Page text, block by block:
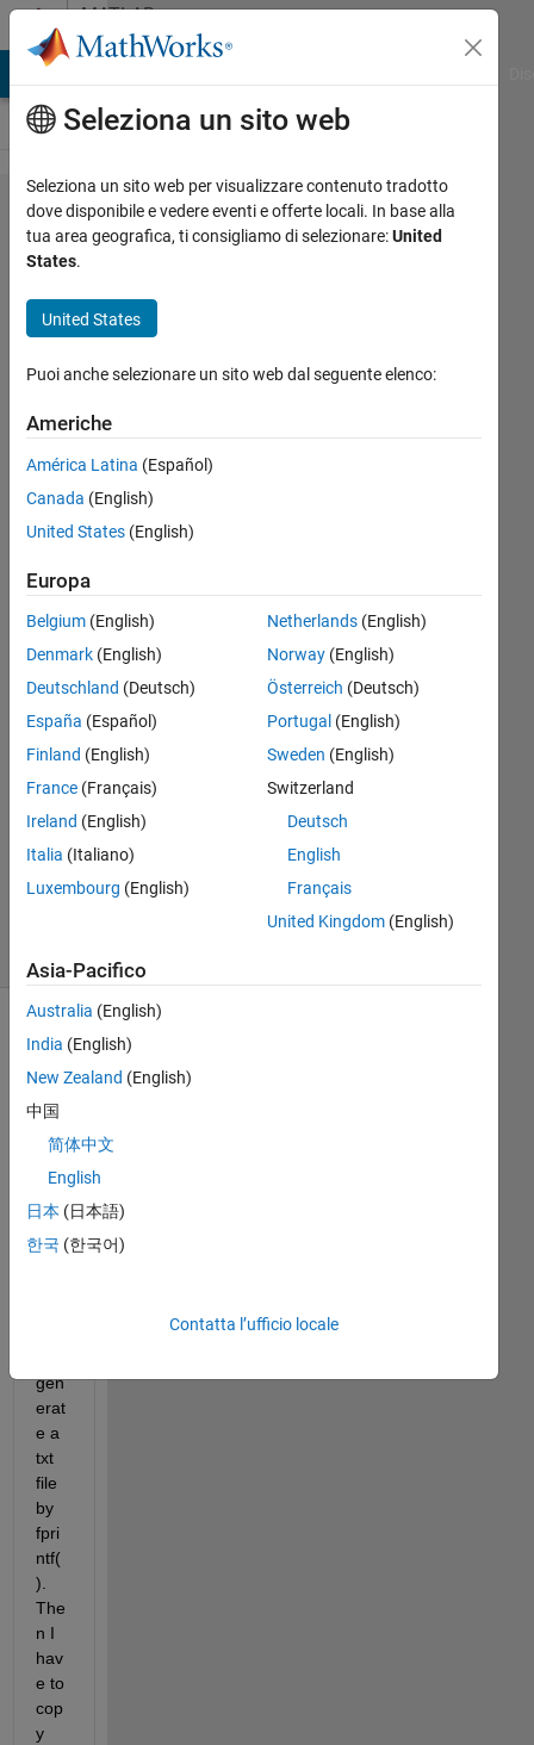
Vai al contenutoMATLAB
Answers
How to
copy
content
.txt file
to a
.ats
file?
29 Gen
2014
1
Risposta
Risposta
accettata
Aggiornato
19 Feb
rent
gen
erat
e a
txt
file
by
fpri
ntf(
).
The
n I
hav
e to
cop
y
Seleziona un sito web
Seleziona un sito web per visualizzare contenuto tradotto
dove disponibile e vedere eventi e offerte locali. In base alla
tua area geografica, ti consigliamo di selezionare:United
States.
United States
Puoi anche selezionare un sito web dal seguente elenco:
Americhe
América Latina (Español)
Canada (English)
United States (English)
Europa
Belgium (English)
Denmark (English)
Deutschland (Deutsch)
España (Español)
Finland (English)
France (Français)
Ireland (English)
Italia (Italiano)
Luxembourg (English)
Netherlands(English)
Norway(English)
Österreich (Deutsch)
Portugal (English)
Sweden (English)
Switzerland
Deutsch
English
Français
United Kingdom(English)
Asia-Pacifico
Australia (English)
India (English)
New Zealand (English)
中国
简体中文
English
日本 (日本語)
한국 (한국어)
Contatta l’ufficio locale